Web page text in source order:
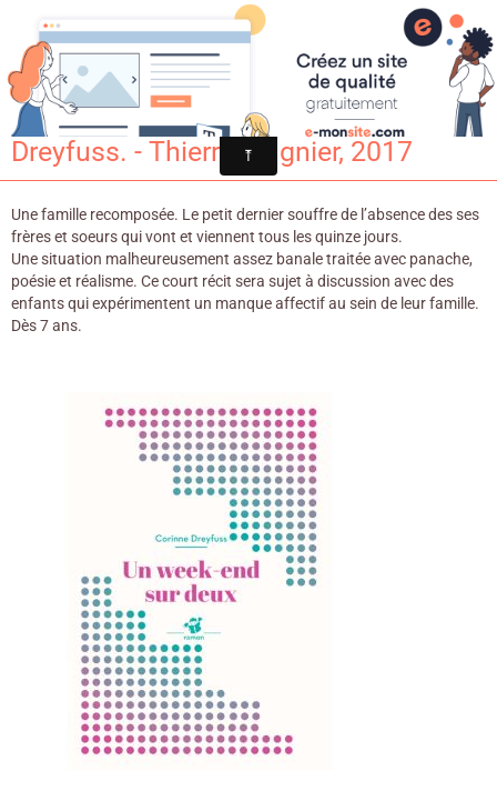
Croqu'livre
Un week-end sur deux / Corinne
Dreyfuss. - Thierry Magnier, 2017
Une famille recomposée. Le petit dernier souffre de l’absence des ses
frères et soeurs qui vont et viennent tous les quinze jours.
Une situation malheureusement assez banale traitée avec panache,
poésie et réalisme. Ce court récit sera sujet à discussion avec des
enfants qui expérimentent un manque affectif au sein de leur famille.
Dès 7 ans.